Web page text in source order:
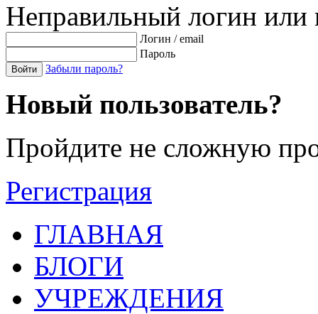
Неправильный логин или
Логин / email
Пароль
Войти Забыли пароль?
Новый пользователь?
Пройдите не сложную
Регистрация
ГЛАВНАЯ
БЛОГИ
УЧРЕЖДЕНИЯ